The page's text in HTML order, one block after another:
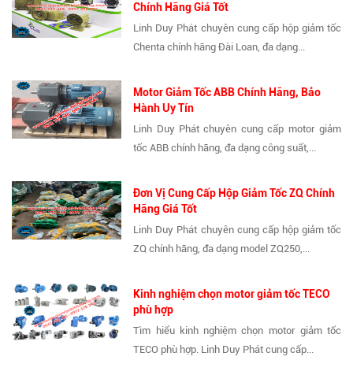
Chính Hãng Giá Tốt
Linh Duy Phát chuyên cung cấp hộp giảm tốc
Chenta chính hãng Đài Loan, đa dạng...
Motor Giảm Tốc ABB Chính Hãng, Bảo
Hành Uy Tín
Linh Duy Phát chuyên cung cấp motor giảm
tốc ABB chính hãng, đa dạng công suất,...
Đơn Vị Cung Cấp Hộp Giảm Tốc ZQ Chính
Hãng Giá Tốt
Linh Duy Phát chuyên cung cấp hộp giảm tốc
ZQ chính hãng, đa dạng model ZQ250,...
Kinh nghiệm chọn motor giảm tốc TECO
phù hợp
Tìm hiểu kinh nghiệm chọn motor giảm tốc
TECO phù hợp. Linh Duy Phát cung cấp...